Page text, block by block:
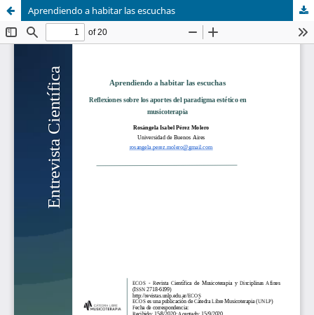
Aprendiendo a habitar las escuchas